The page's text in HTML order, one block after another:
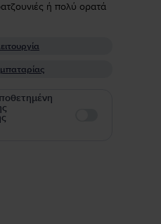
ή πολύ ορατά